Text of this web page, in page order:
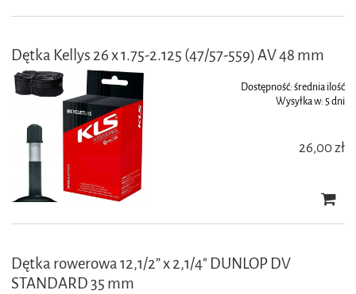
Dętka Kellys 26 x 1.75-2.125 (47/57-559) AV 48 mm
Dostępność:średnia ilość
Wysyłka w:5 dni
26,00 zł
Dętka rowerowa 12,1/2” x 2,1/4" DUNLOP DV
STANDARD 35 mm